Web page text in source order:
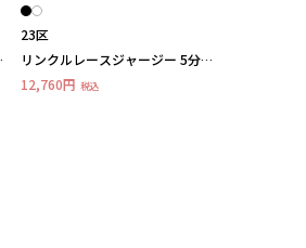
23区
リンクルレースジャージー 5分袖
TEE
12,760円 税込